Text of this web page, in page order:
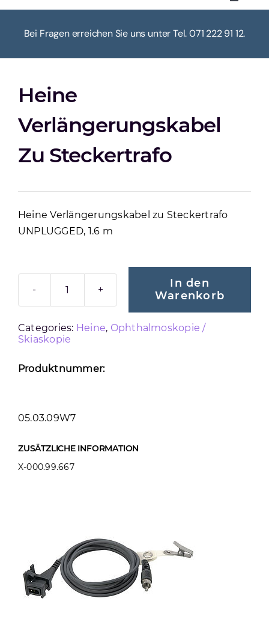
Toggle
HOME
WARENKORB
Bei Fragen erreichen Sie uns unter Tel. 071 222 91 12.
Heine
Verlängerungskabel
Zu Steckertrafo
Heine Verlängerungskabel zu Steckertrafo
UNPLUGGED, 1.6 m
HEINE
VERLÄNGERUNGSKABEL
Menge
In den
Warenkorb
Categories: Heine, Ophthalmoskopie /
Skiaskopie
Produktnummer:
05.03.09W7
ZUSÄTZLICHE INFORMATION
X-000.99.667